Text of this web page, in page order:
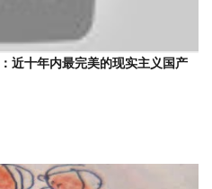
近十年内最完美的现实主义国产